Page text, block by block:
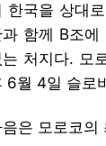
한국을 상대
과 함께 B조에
는 처지다. 모
6월 4일 슬로
음은 모로코의